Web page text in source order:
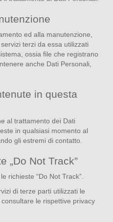
ed alla manutenzione,
terzi da essa utilizzati
ossia file che registrano
anche Dati Personali,
in questa
al trattamento dei Dati
in qualsiasi momento al
gli estremi di contatto.
„Do Not Track”
richieste “Do Not Track”.
di terze parti utilizzati le
le rispettive privacy